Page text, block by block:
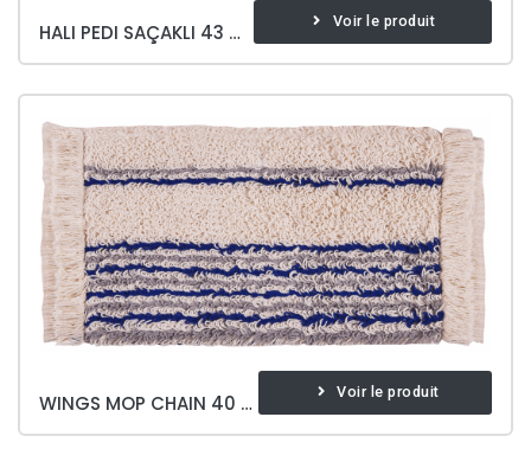
HALI PEDI SAÇAKLI 43 CM Voir le produit
WINGS MOP CHAIN 40 CM Voir le produit